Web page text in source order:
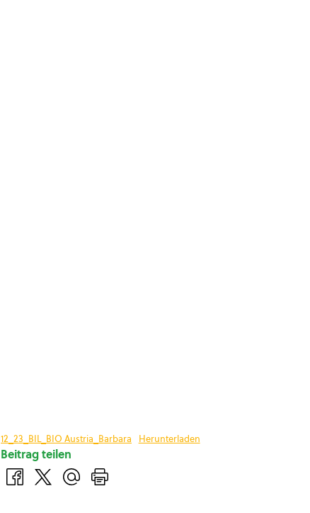
12_23_BIL_BIO Austria_Barbara Herunterladen
Beitrag teilen